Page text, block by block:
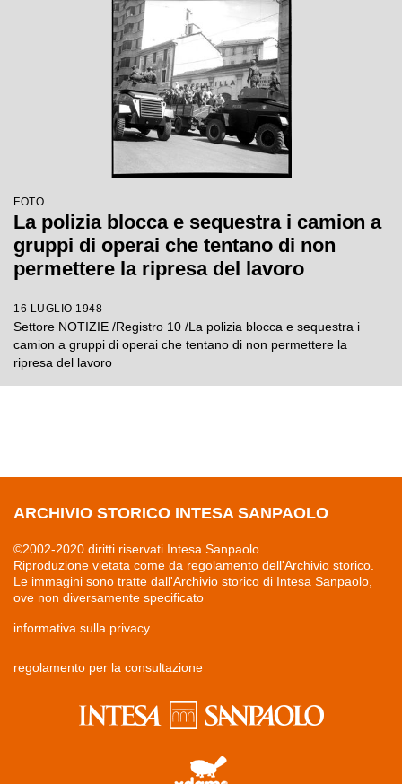
FOTO
La polizia blocca e sequestra i camion a
gruppi di operai che tentano di non
permettere la ripresa del lavoro
16 LUGLIO 1948
Settore NOTIZIE /Registro 10 /La polizia blocca e sequestra i
camion a gruppi di operai che tentano di non permettere la
ripresa del lavoro
ARCHIVIO STORICO INTESA SANPAOLO
©2002-2020 diritti riservati Intesa Sanpaolo.
Riproduzione vietata come da regolamento dell'Archivio storico.
Le immagini sono tratte dall'Archivio storico di Intesa Sanpaolo,
ove non diversamente specificato
informativa sulla privacy
regolamento per la consultazione